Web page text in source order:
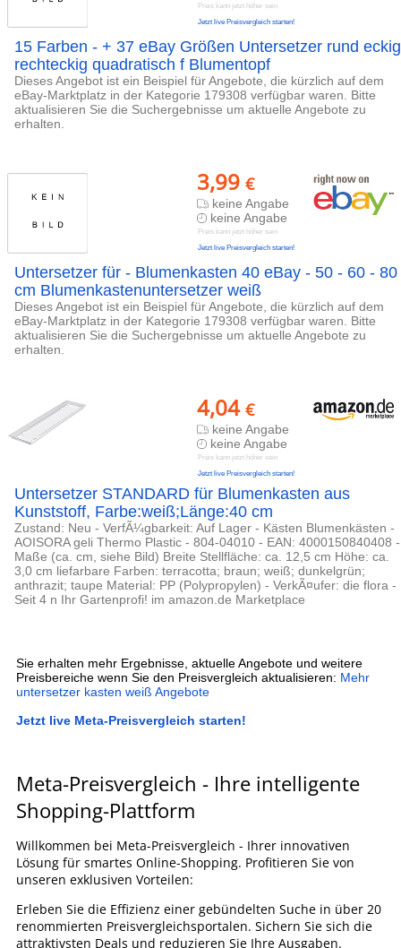
Preis kann jetzt höher sein
Jetzt live Preisvergleich starten!
15 Farben - + 37 eBay Größen Untersetzer rund eckig
rechteckig quadratisch f Blumentopf
Dieses Angebot ist ein Beispiel für Angebote, die kürzlich auf dem
eBay-Marktplatz in der Kategorie 179308 verfügbar waren. Bitte
aktualisieren Sie die Suchergebnisse um aktuelle Angebote zu
erhalten.
3,99 €
keine Angabe
keine Angabe
Preis kann jetzt höher sein
Jetzt live Preisvergleich starten!
Untersetzer für - Blumenkasten 40 eBay - 50 - 60 - 80
cm Blumenkastenuntersetzer weiß
Dieses Angebot ist ein Beispiel für Angebote, die kürzlich auf dem
eBay-Marktplatz in der Kategorie 179308 verfügbar waren. Bitte
aktualisieren Sie die Suchergebnisse um aktuelle Angebote zu
erhalten.
4,04 €
keine Angabe
keine Angabe
Preis kann jetzt höher sein
Jetzt live Preisvergleich starten!
Untersetzer STANDARD für Blumenkasten aus
Kunststoff, Farbe:weiß;Länge:40 cm
Zustand: Neu - VerfÃ¼gbarkeit: Auf Lager - Kästen Blumenkästen -
AOISORA geli Thermo Plastic - 804-04010 - EAN: 4000150840408 -
Maße (ca. cm, siehe Bild) Breite Stellfläche: ca. 12,5 cm Höhe: ca.
3,0 cm liefarbare Farben: terracotta; braun; weiß; dunkelgrün;
anthrazit; taupe Material: PP (Polypropylen) - VerkÃ¤ufer: die flora -
Seit 4 n Ihr Gartenprofi! im amazon.de Marketplace
Sie erhalten mehr Ergebnisse, aktuelle Angebote und weitere
Preisbereiche wenn Sie den Preisvergleich aktualisieren: Mehr
untersetzer kasten weiß Angebote
Jetzt live Meta-Preisvergleich starten!
Meta-Preisvergleich - Ihre intelligente
Shopping-Plattform
Willkommen bei Meta-Preisvergleich - Ihrer innovativen
Lösung für smartes Online-Shopping. Profitieren Sie von
unseren exklusiven Vorteilen:
Erleben Sie die Effizienz einer gebündelten Suche in über 20
renommierten Preisvergleichsportalen. Sichern Sie sich die
attraktivsten Deals und reduzieren Sie Ihre Ausgaben.